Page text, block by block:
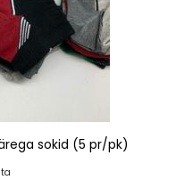
sokid (5 pr/pk)